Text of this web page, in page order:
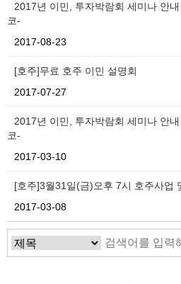
2017년 이민, 투자박람회 세미나 안
코-
2017-08-23
[호주]무료 호주 이민 설명회
2017-07-27
2017년 이민, 투자박람회 세미나 안
코-
2017-03-10
[호주]3월31일(금)오후 7시 호주사업
2017-03-08